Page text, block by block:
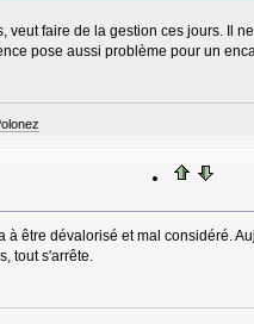
faire de la gestion ces jours. Il
pose aussi problème pour un
être dévalorisé et mal considéré.
tout s'arrête.